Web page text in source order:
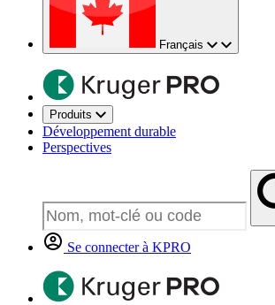
Français
Produits
Développement durable
Perspectives
Se connecter à KPRO